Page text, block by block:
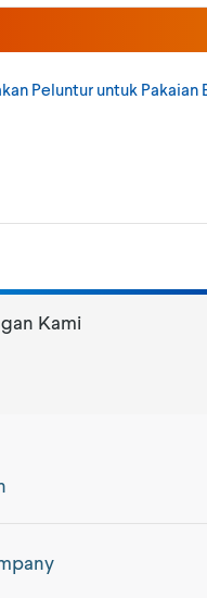
Peluntur untuk Pakaian
Kami